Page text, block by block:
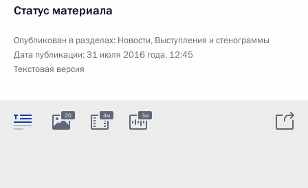
Статус материала
Опубликован в разделах: Новости, Выступления и стенограммы
Дата публикации:31 июля 2016 года, 12:45
Текстовая версия
20 4м 3м